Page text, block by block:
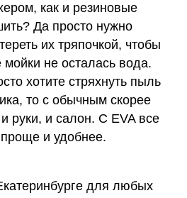
как и резиновые
Да просто нужно
их тряпочкой, чтобы
мойки не осталась вода.
хотите стряхнуть пыль
то с обычным скорее
и руки, и салон. С EVA все
проще и удобнее.